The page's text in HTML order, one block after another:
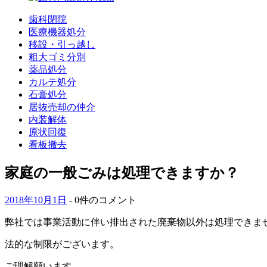
歯科閉院
医療機器処分
移設・引っ越し
粗大ゴミ分別
薬品処分
カルテ処分
石膏処分
居抜売却の仲介
内装解体
原状回復
看板撤去
家庭の一般ごみは処理できますか？
2018年10月1日 - 0件のコメント
弊社では事業活動に伴い排出された廃棄物以外は処理できま
法的な制限がございます。